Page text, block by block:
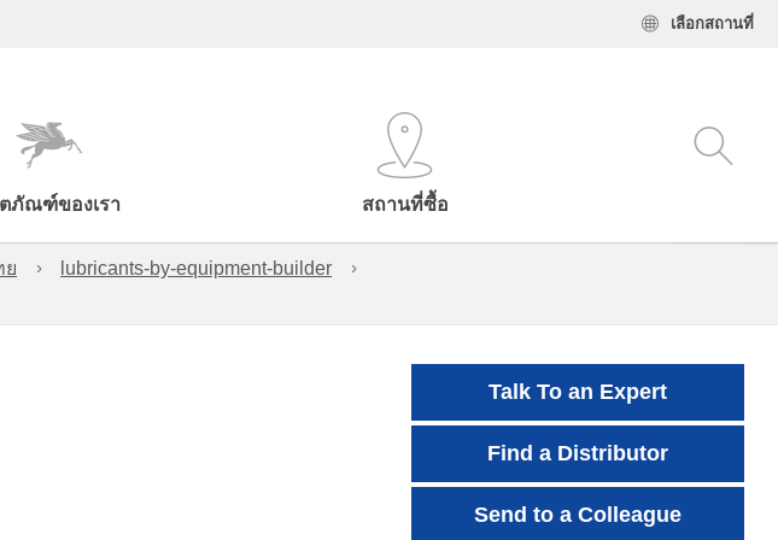
เลือกสถานที่
ภัณฑ์ของเรา สถานที่ซื้อ
ย
lubricants-by-equipment-builder
Talk To an Expert
Find a Distributor
Send to a Colleague